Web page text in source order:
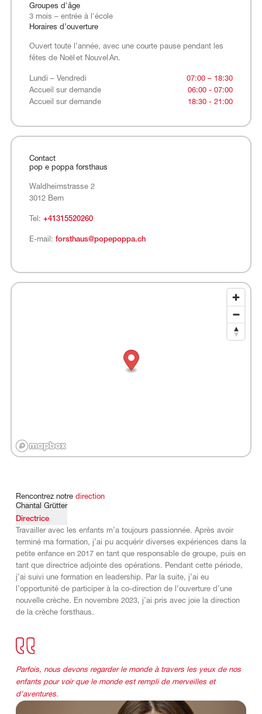
Groupes d'âge
3 mois – entrée à l'école
Horaires d’ouverture
Ouvert toute l’année, avec une courte pause pendant les
fêtes de Noël et Nouvel An.
Lundi – Vendredi
Lundi – Vendredi 07:00 – 18:30
Accueil sur demande
Accueil sur demande
06:00 - 07:00
Accueil sur demande
Accueil sur demande 18:30 - 21:00
Contact
pop e poppa forsthaus
Waldheimstrasse 2
3012 Bern
Tel: +41315520260
E-mail: forsthaus@popepoppa.ch
Rencontrez notre direction
Chantal Grütter
Directrice
Travailler avec les enfants m’a toujours passionnée. Après avoir
terminé ma formation, j’ai pu acquérir diverses expériences dans la
petite enfance en 2017 en tant que responsable de groupe, puis en
tant que directrice adjointe des opérations. Pendant cette période,
j’ai suivi une formation en leadership. Par la suite, j’ai eu
l’opportunité de participer à la co-direction de l’ouverture d’une
nouvelle crèche. En novembre 2023, j’ai pris avec joie la direction
de la crèche forsthaus.
Parfois, nous devons regarder le monde à travers les yeux de nos
enfants pour voir que le monde est rempli de merveilles et
d’aventures.